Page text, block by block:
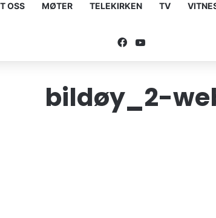
OSS MØTER TELEKIRKEN TV
Facebook
YouTube
bildøy_2-